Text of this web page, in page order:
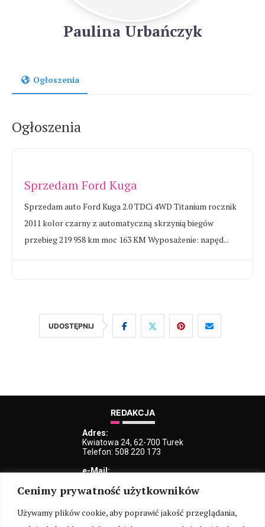
Cenimy prywatność użytkowników
Używamy plików cookie, aby poprawić jakość przeglądania,
Paulina Urbańczyk
Ogłoszenia
Ogłoszenia
Sprzedam Ford Kuga
Sprzedam auto Ford Kuga 2.0 TDCi 4WD Titanium rocznik
2011 kolor czarny z automatyczną skrzynią biegów
przebieg 219 958 km moc 163 KM Wyposażenie: napęd...
UDOSTĘPNIJ
REDAKCJA
Adres:
Kwiatowa 24, 62-700 Turek
Telefon: 508 220 173
e-Mail:
redakcja@iturek.net
reklama@iturek.net
MENU